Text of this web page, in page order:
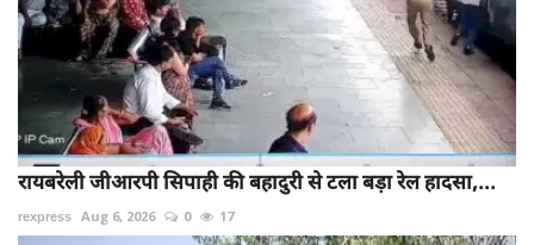
रायबरेली जीआरपी सिपाही की बहादुरी से टला बड़ा रेल हादसा,...
rexpress Aug 6, 2026 0 17